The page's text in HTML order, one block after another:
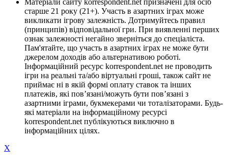
старше 21 року (21+). Участь в азартних іграх може
викликати ігрову залежність. Дотримуйтесь правил
(принципів) відповідальної гри. При виявленні перших
ознак залежності негайно зверніться до спеціаліста.
Пам'ятайте, що участь в азартних іграх не може бути
джерелом доходів або альтернативою роботі.
Інформаційний ресурс korrespondent.net не проводить
ігри на реальні та/або віртуальні гроші, також сайт не
приймає ні в якій формі оплату ставок та інших
платежів, які пов’язані/можуть бути пов’язані з
азартними іграми, букмекерами чи тоталізаторами. Будь-
які матеріали на інформаційному ресурсі
korrespondent.net публікуються виключно в
інформаційних цілях.
X